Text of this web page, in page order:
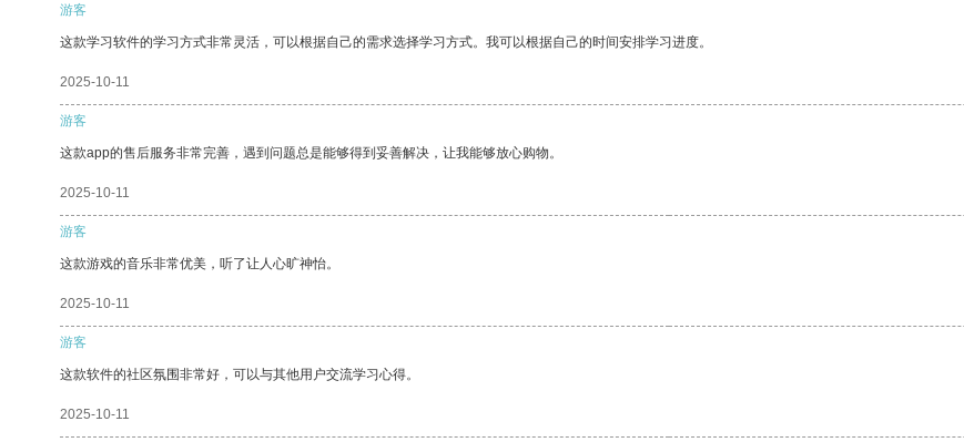
游客
这款学习软件的学习方式非常灵活，可以根据自己的需求选择学习方式。我可以根据自己的时间安排学习进度。
2025-10-11
游客
这款app的售后服务非常完善，遇到问题总是能够得到妥善解决，让我能够放心购物。
2025-10-11
游客
这款游戏的音乐非常优美，听了让人心旷神怡。
2025-10-11
游客
这款软件的社区氛围非常好，可以与其他用户交流学习心得。
2025-10-11